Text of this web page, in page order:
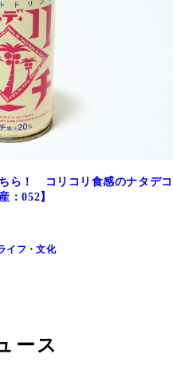
ら！ コリコリ食感のナタデコ
：052】
イフ・文化
ース